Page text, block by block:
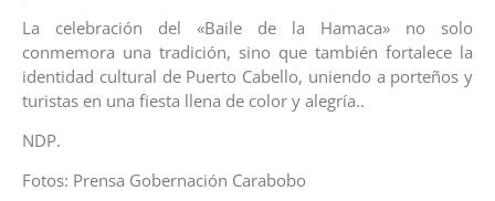
La celebración del «Baile de la Hamaca» no solo
conmemora una tradición, sino que también fortalece la
identidad cultural de Puerto Cabello, uniendo a porteños y
turistas en una fiesta llena de color y alegría..
NDP.
Fotos: Prensa Gobernación Carabobo